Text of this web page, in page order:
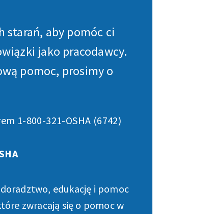
starań, aby pomóc ci
jako pracodawcy.
pomoc, prosimy o
1-800-321-OSHA (6742)
edukację i pomoc
zwracają się o pomoc w